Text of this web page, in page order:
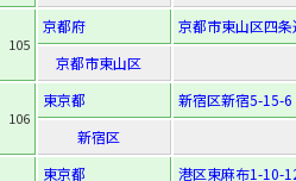
105
京都府
京都市東山区四
京都市東山区
106
東京都
新宿区新宿5-15-6
新宿区
東京都
港区東麻布1-10-